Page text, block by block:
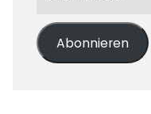
Abonnieren